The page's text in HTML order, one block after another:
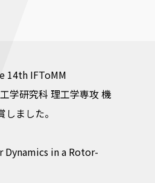
14th IFToMM
学研究科 理工学専攻 機
ました。
Dynamics in a Rotor-